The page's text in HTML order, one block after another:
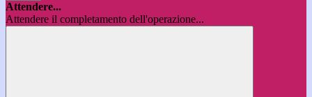
Attendere...
Attendere il completamento dell'operazione...